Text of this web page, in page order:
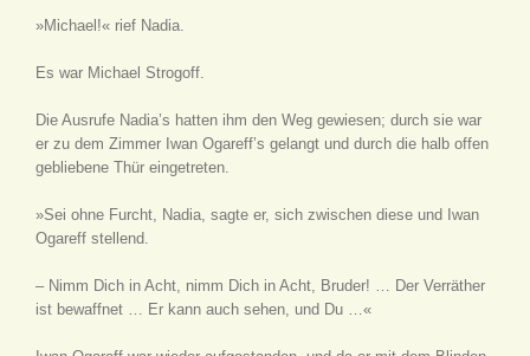
»Michael!« rief Nadia.
Es war Michael Strogoff.
Die Ausrufe Nadia’s hatten ihm den Weg gewiesen; durch sie war
er zu dem Zimmer Iwan Ogareff’s gelangt und durch die halb offen
gebliebene Thür eingetreten.
»Sei ohne Furcht, Nadia, sagte er, sich zwischen diese und Iwan
Ogareff stellend.
– Nimm Dich in Acht, nimm Dich in Acht, Bruder! … Der Verräther
ist bewaffnet … Er kann auch sehen, und Du …«